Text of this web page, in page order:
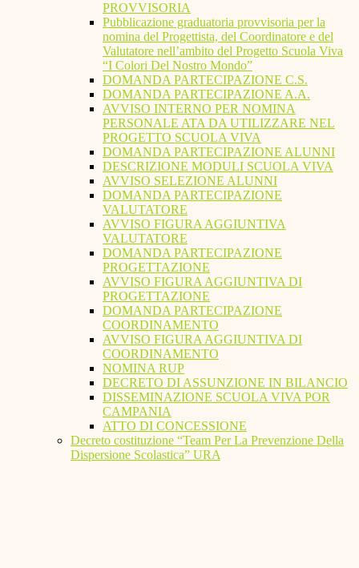
PROVVISORIA
Pubblicazione graduatoria provvisoria per la
nomina del Progettista, del Coordinatore e del
Valutatore nell’ambito del Progetto Scuola Viva
“I Colori Del Nostro Mondo”
DOMANDA PARTECIPAZIONE C.S.
DOMANDA PARTECIPAZIONE A.A.
AVVISO INTERNO PER NOMINA
PERSONALE ATA DA UTILIZZARE NEL
PROGETTO SCUOLA VIVA
DOMANDA PARTECIPAZIONE ALUNNI
DESCRIZIONE MODULI SCUOLA VIVA
AVVISO SELEZIONE ALUNNI
DOMANDA PARTECIPAZIONE
VALUTATORE
AVVISO FIGURA AGGIUNTIVA
VALUTATORE
DOMANDA PARTECIPAZIONE
PROGETTAZIONE
AVVISO FIGURA AGGIUNTIVA DI
PROGETTAZIONE
DOMANDA PARTECIPAZIONE
COORDINAMENTO
AVVISO FIGURA AGGIUNTIVA DI
COORDINAMENTO
NOMINA RUP
DECRETO DI ASSUNZIONE IN BILANCIO
DISSEMINAZIONE SCUOLA VIVA POR
CAMPANIA
ATTO DI CONCESSIONE
Decreto costituzione “Team Per La Prevenzione Della
Dispersione Scolastica” URA